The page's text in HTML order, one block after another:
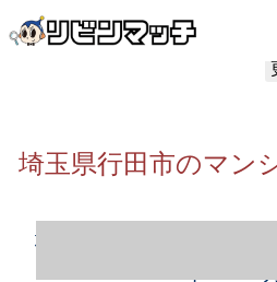
埼玉県行田市のマン
埼玉県行田市のマンショ